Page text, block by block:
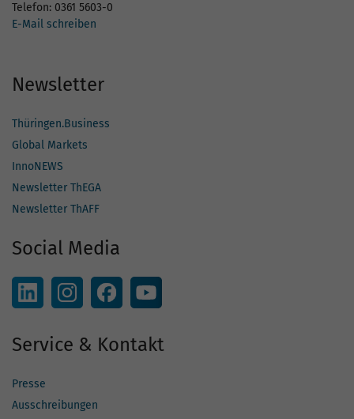
Telefon: 0361 5603-0
E-Mail schreiben
Newsletter
Thüringen.Business
Global Markets
InnoNEWS
Newsletter ThEGA
Newsletter ThAFF
Social Media
Service & Kontakt
Presse
Ausschreibungen